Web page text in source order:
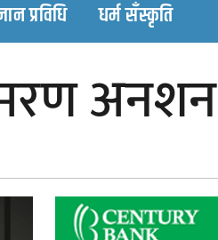
प्रविधि धर्म सँस्कृति
अनशन